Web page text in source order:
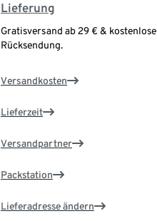
Lieferung
Gratisversand ab 29 € & kostenlose
Rücksendung.
Versandkosten
Lieferzeit
Versandpartner
Packstation
Lieferadresse ändern